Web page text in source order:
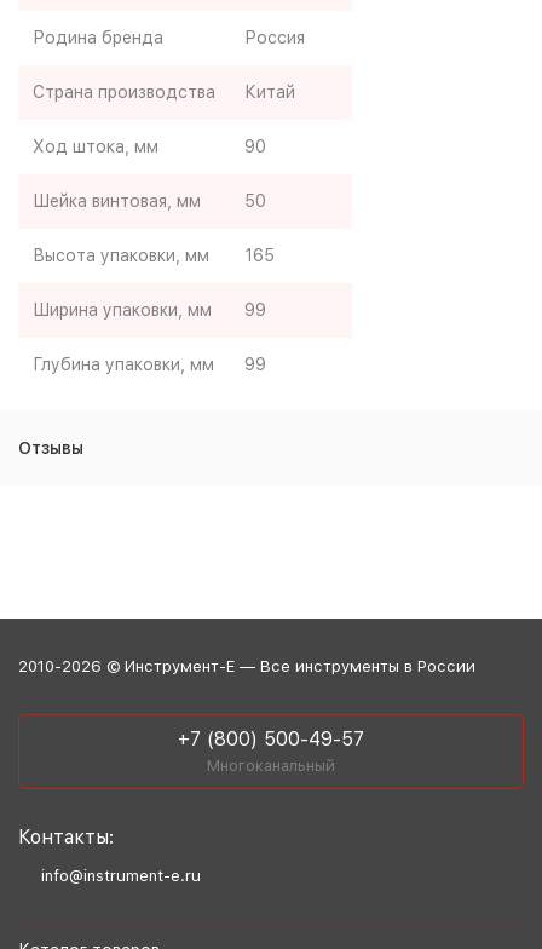
Родина бренда Россия
Страна производства Китай
Ход штока, мм 90
Шейка винтовая, мм 50
Высота упаковки, мм 165
Ширина упаковки, мм 99
Глубина упаковки, мм 99
Отзывы
2010-2026 © Инструмент-Е — Все инструменты в России
+7 (800) 500-49-57
Многоканальный
Контакты:
info@instrument-e.ru